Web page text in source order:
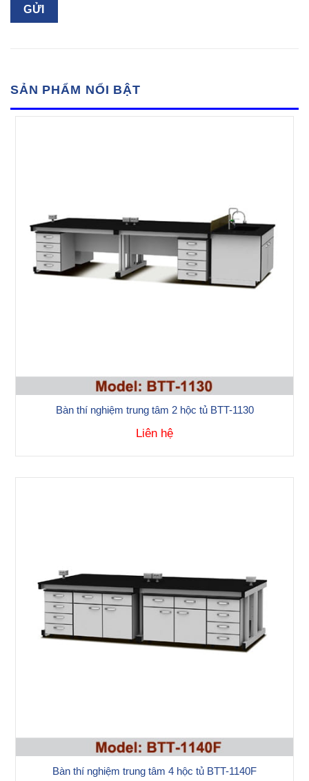
SẢN PHẨM NỔI BẬT
Bàn thí nghiệm trung tâm 2 hộc tủ BTT-1130
Liên hệ
Bàn thí nghiệm trung tâm 4 hộc tủ BTT-1140F